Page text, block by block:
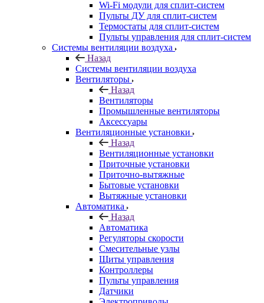
Wi-Fi модули для сплит-систем
Пульты ДУ для сплит-систем
Термостаты для сплит-систем
Пульты управления для сплит-систем
Системы вентиляции воздуха
Назад
Системы вентиляции воздуха
Вентиляторы
Назад
Вентиляторы
Промышленные вентиляторы
Аксессуары
Вентиляционные установки
Назад
Вентиляционные установки
Приточные установки
Приточно-вытяжные
Бытовые установки
Вытяжные установки
Автоматика
Назад
Автоматика
Регуляторы скорости
Смесительные узлы
Щиты управления
Контроллеры
Пульты управления
Датчики